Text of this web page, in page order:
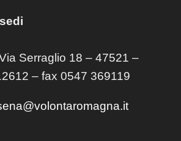
Serraglio 18 – 47521 –
– fax 0547 369119